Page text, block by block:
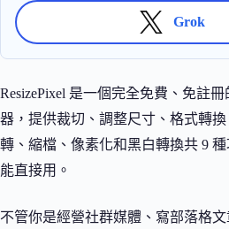
Grok
ResizePixel 是一個完全免費、免註
器，提供裁切、調整尺寸、格式轉
轉、縮檔、像素化和黑白轉換共 9
能直接用。
不管你是經營社群媒體、寫部落格